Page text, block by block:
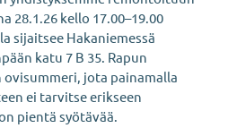
28.1.26 kello 17.00–19.00
sijaitsee Hakaniemessä
katu 7 B 35. Rapun
jota painamalla
ei tarvitse erikseen
pientä syötävää.